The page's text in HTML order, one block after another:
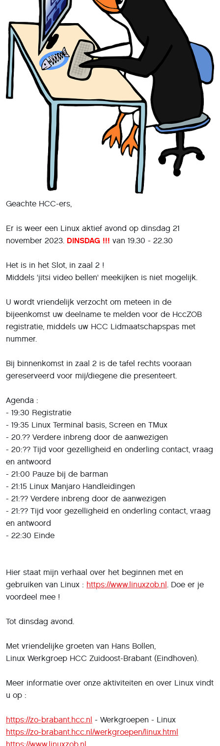
Geachte HCC-ers,
Er is weer een Linux aktief avond op dinsdag 21
november 2023. DINSDAG !!! van 19.30 - 22.30
Het is in het Slot, in zaal 2 !
Middels 'jitsi video bellen' meekijken is niet mogelijk.
U wordt vriendelijk verzocht om meteen in de
bijeenkomst uw deelname te melden voor de HccZOB
registratie, middels uw HCC Lidmaatschapspas met
nummer.
Bij binnenkomst in zaal 2 is de tafel rechts vooraan
gereserveerd voor mij/diegene die presenteert.
Agenda :
- 19:30 Registratie
- 19:35 Linux Terminal basis, Screen en TMux
- 20.?? Verdere inbreng door de aanwezigen
- 20:?? Tijd voor gezelligheid en onderling contact, vraag
en antwoord
- 21:00 Pauze bij de barman
- 21:15 Linux Manjaro Handleidingen
- 21:?? Verdere inbreng door de aanwezigen
- 21:?? Tijd voor gezelligheid en onderling contact, vraag
en antwoord
- 22:30 Einde
Hier staat mijn verhaal over het beginnen met en
gebruiken van Linux : https://www.linuxzob.nl. Doe er je
voordeel mee !
Tot dinsdag avond.
Met vriendelijke groeten van Hans Bollen,
Linux Werkgroep HCC Zuidoost-Brabant (Eindhoven).
Meer informatie over onze aktiviteiten en over Linux vindt
u op :
https://zo-brabant.hcc.nl - Werkgroepen - Linux
https://zo-brabant.hcc.nl/werkgroepen/linux.html